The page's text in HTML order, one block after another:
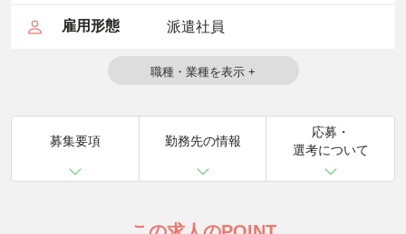
雇用形態 派遣社員
募集要項 勤務先の情報
応募・
選考について